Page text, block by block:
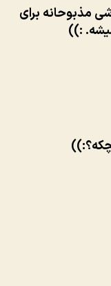
مذبوحانه برای
:))